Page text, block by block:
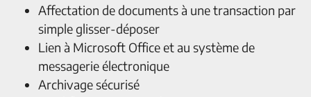
Affectation de documents à une transaction par
simple glisser-déposer
Lien à Microsoft Office et au système de
messagerie électronique
Archivage sécurisé